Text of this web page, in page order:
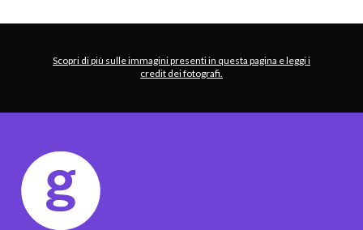
Scopri di più sulle immagini presenti in questa pagina e leggi i
credit dei fotografi.